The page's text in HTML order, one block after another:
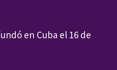
en Cuba el 16 de